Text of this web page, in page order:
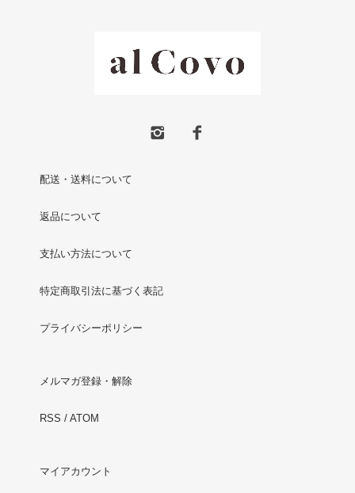
配送・送料について
返品について
支払い方法について
特定商取引法に基づく表記
プライバシーポリシー
メルマガ登録・解除
RSS / ATOM
マイアカウント